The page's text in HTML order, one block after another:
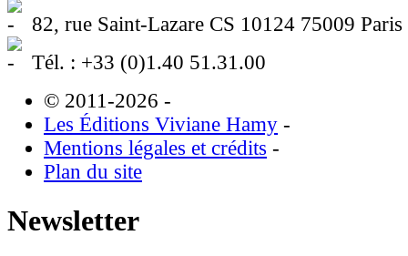
82, rue Saint-Lazare CS 10124 75009 Paris
Tél. : +33 (0)1.40 51.31.00
© 2011-2026 -
Les Éditions Viviane Hamy -
Mentions légales et crédits -
Plan du site
Newsletter